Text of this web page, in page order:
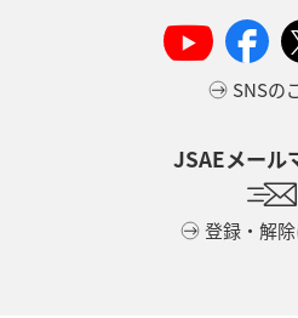
SNSの
JSAEメール
登録・解